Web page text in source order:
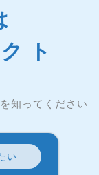
ト
知ってください
い